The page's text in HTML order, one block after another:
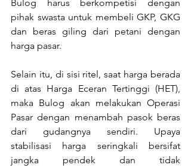
Bulog harus berkompetisi dengan
pihak swasta untuk membeli GKP, GKG
dan beras giling dari petani dengan
harga pasar.
Selain itu, di sisi ritel, saat harga berada
di atas Harga Eceran Tertinggi (HET),
maka Bulog akan melakukan Operasi
Pasar dengan menambah pasok beras
dari gudangnya sendiri. Upaya
stabilisasi harga seringkali bersifat
jangka pendek dan tidak